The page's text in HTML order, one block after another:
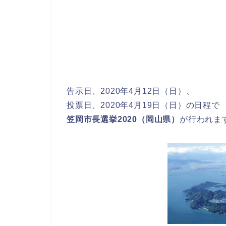
告示日、2020年4月12日（日）、
投票日、2020年4月19日（日）の日程で
笠岡市長選挙2020（岡山県） が行われま